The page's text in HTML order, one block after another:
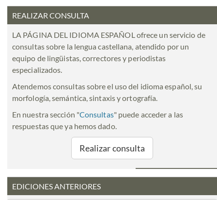
REALIZAR CONSULTA
LA PÁGINA DEL IDIOMA ESPAÑOL ofrece un servicio de
consultas sobre la lengua castellana, atendido por un
equipo de lingüistas, correctores y periodistas
especializados.
Atendemos consultas sobre el uso del idioma español, su
morfología, semántica, sintaxis y ortografía.
En nuestra sección "Consultas" puede acceder a las
respuestas que ya hemos dado.
Realizar consulta
EDICIONES ANTERIORES